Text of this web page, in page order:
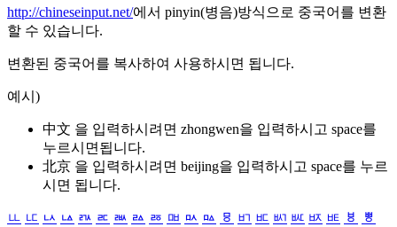
http://chineseinput.net/에서 pinyin(병음)방식으로 중국어를 변환
할 수 있습니다.
변환된 중국어를 복사하여 사용하시면 됩니다.
예시)
中文 을 입력하시려면 zhongwen을 입력하시고 space를
누르시면됩니다.
北京 을 입력하시려면 beijing을 입력하시고 space를 누르
시면 됩니다.
ㅥ ㅦ ㅧ ㅨ ㅩ ㅪ ㅫ ㅬ ㅭ ㅮ ㅯ ㅰ ㅱ ㅲ ㅳ ㅴ ㅵ ㅶ ㅷ ㅸ
ㅹ